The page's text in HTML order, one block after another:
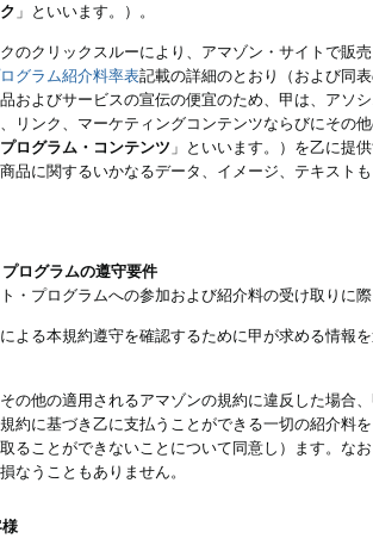
」といいます。）。
のクリックスルーにより、アマゾン・サイトで販
グラム紹介料率表記載の詳細のとおり（および同
およびサービスの宣伝の便宜のため、甲は、アソ
リンク、マーケティングコンテンツならびにその
プログラム・コンテンツ 」といいます。）を乙に提
品に関するいかなるデータ、イメージ、テキス
ログラムの遵守要件
・プログラムへの参加および紹介料の受け取りに
よる本規約遵守を確認するために甲が求める情報
の他の適用されるアマゾンの規約に違反した場合
約に基づき乙に支払うことができる一切の紹介料
ることができないことについて同意し）ます。な
なうこともありません。